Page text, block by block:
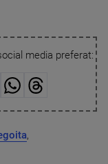
media preferat:
,